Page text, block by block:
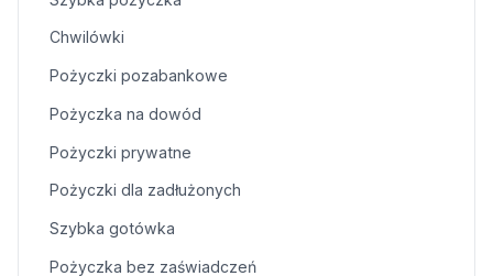
Chwilówki
Pożyczki pozabankowe
Pożyczka na dowód
Pożyczki prywatne
Pożyczki dla zadłużonych
Szybka gotówka
Pożyczka bez zaświadczeń